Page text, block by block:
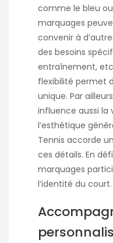
comme le bleu ou
marquages
convenir à
des besoins
entraînement,
flexibilité permet
unique. Par
influence aussi la
l’esthétique
Tennis accorde
ces détails. En
marquages
l’identité du court.